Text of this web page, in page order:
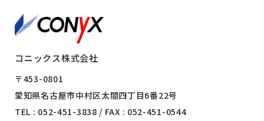
コニックス株式会社
〒453-0801
愛知県名古屋市中村区太閤四丁目6番22号
TEL : 052-451-3838 / FAX : 052-451-0544